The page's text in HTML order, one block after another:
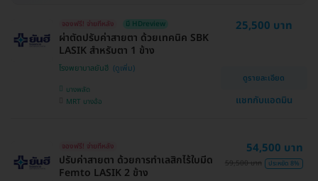
จองฟรี! จ่ายทีหลัง มี HDreview
ผ่าตัดปรับค่าสายตา ด้วยเทคนิค SBK
LASIK สำหรับตา 1 ข้าง
โรงพยาบาลยันฮี
บางพลัด
MRT บางอ้อ
25,500 บาท
ดูรายละเอียด
แชทกับแอดมิน
จองฟรี! จ่ายทีหลัง
ปรับค่าสายตา ด้วยการทำเลสิกไร้ใบมีด
Femto LASIK 2 ข้าง
54,500 บาท
59,500 บาท ประหยัด 8%